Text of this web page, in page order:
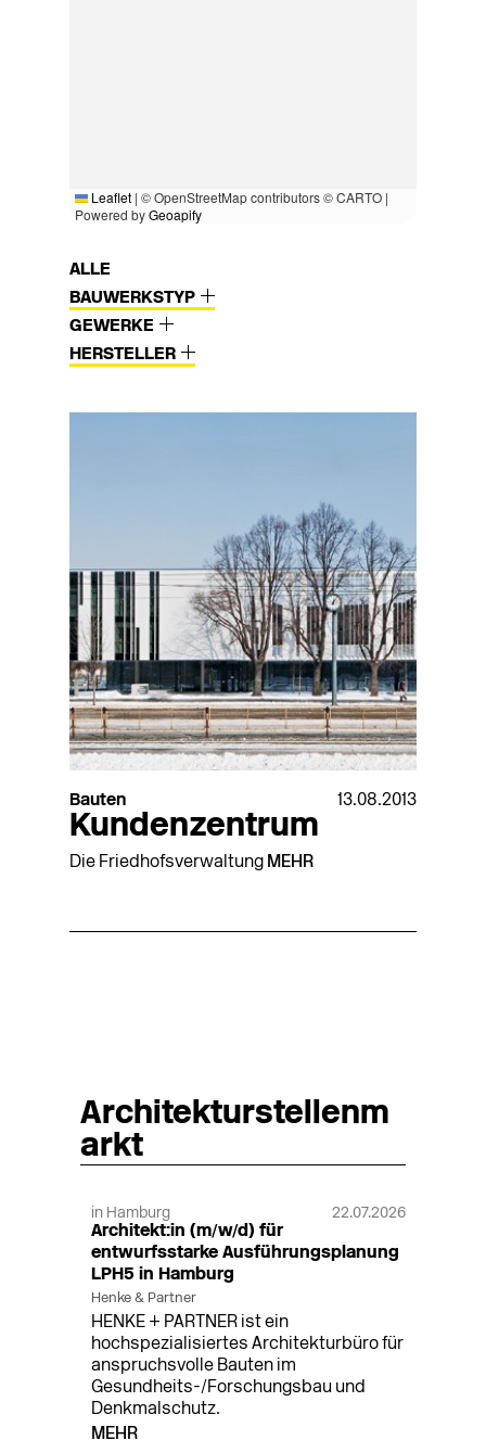
Leaflet | © OpenStreetMap contributors © CARTO |
Powered byGeoapify
ALLE
BAUWERKSTYP
GEWERKE
HERSTELLER
Bauten 13.08.2013
Kundenzentrum
Die Friedhofsverwaltung MEHR
Architekturstellenm
arkt
in Hamburg 22.07.2026
Architekt:in (m/w/d) für
entwurfsstarke Ausführungsplanung
LPH5 in Hamburg
Henke & Partner
HENKE + PARTNER ist ein
hochspezialisiertes Architekturbüro für
anspruchsvolle Bauten im
Gesundheits-/Forschungsbau und
Denkmalschutz.
MEHR